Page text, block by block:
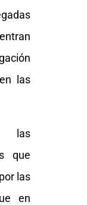
las
las
que
las
en